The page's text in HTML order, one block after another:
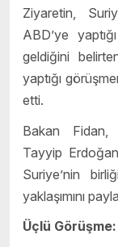
Ziyaretin,
ABD’ye
geldiğini
yaptığı
etti.
Bakan Fidan,
Tayyip
Suriye’nin
yaklaşımını
Üçlü